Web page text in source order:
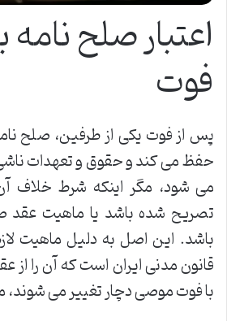
اعتبار صلح نامه
فوت
پس از فوت یکی از طرفین، صلح
حفظ می کند و حقوق و تعهدات
می شود، مگر اینکه شرط خلاف
تصریح شده باشد یا ماهیت عقد
باشد. این اصل به دلیل ماهیت
قانون مدنی ایران است که آن را
با فوت موصی دچار تغییر می شوند،